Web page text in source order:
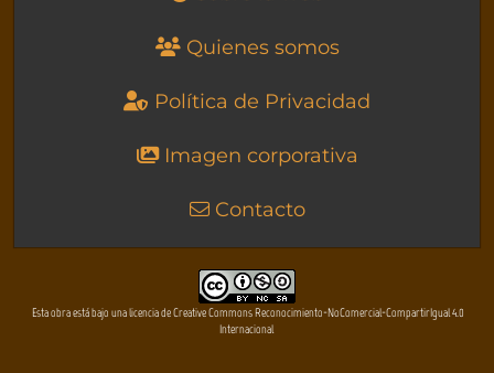
Quienes somos
Política de Privacidad
Imagen corporativa
Contacto
Esta obra está bajo una licencia de Creative Commons Reconocimiento-NoComercial-CompartirIgual 4.0
Internacional